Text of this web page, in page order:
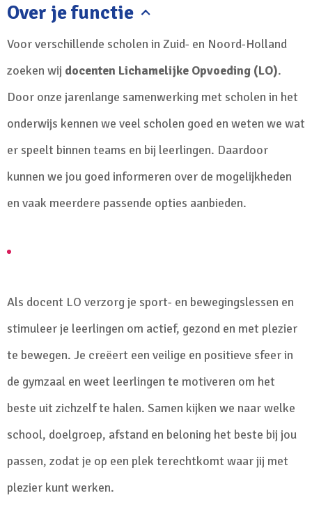
Over je functie
Voor verschillende scholen in Zuid- en Noord-Holland
zoeken wij docenten Lichamelijke Opvoeding (LO).
Door onze jarenlange samenwerking met scholen in het
onderwijs kennen we veel scholen goed en weten we wat
er speelt binnen teams en bij leerlingen. Daardoor
kunnen we jou goed informeren over de mogelijkheden
en vaak meerdere passende opties aanbieden.
Als docent LO verzorg je sport- en bewegingslessen en
stimuleer je leerlingen om actief, gezond en met plezier
te bewegen. Je creëert een veilige en positieve sfeer in
de gymzaal en weet leerlingen te motiveren om het
beste uit zichzelf te halen. Samen kijken we naar welke
school, doelgroep, afstand en beloning het beste bij jou
passen, zodat je op een plek terechtkomt waar jij met
plezier kunt werken.